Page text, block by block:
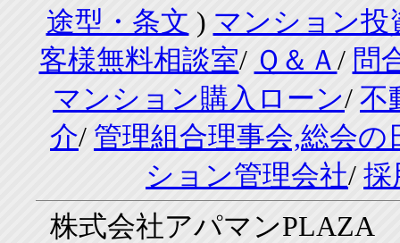
途型・条文 ) マンション投
客様無料相談室/ Ｑ＆Ａ / 問
マンション購入ローン/ 不
介/ 管理組合理事会,総会の
ション管理会社/ 採
株式会社アパマン